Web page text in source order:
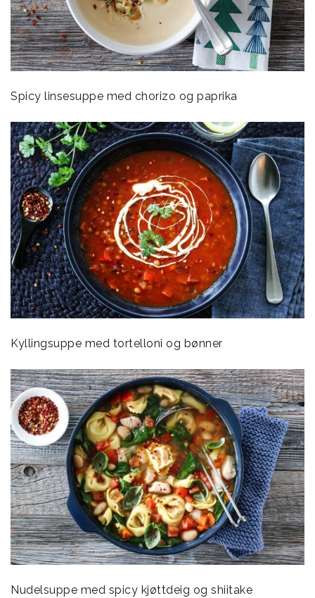
Spicy linsesuppe med chorizo og paprika
Kyllingsuppe med tortelloni og bønner
Nudelsuppe med spicy kjøttdeig og shiitake